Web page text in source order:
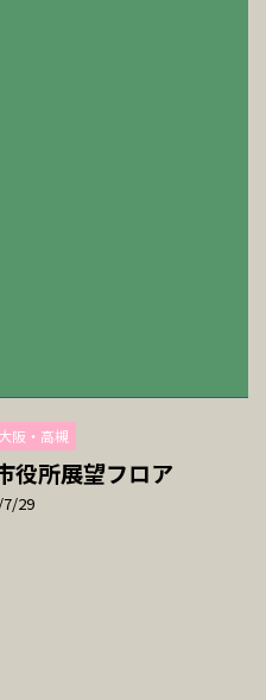
阪・高槻
役所展望フロア
7/29